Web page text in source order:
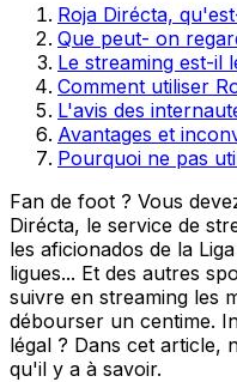
Roja Dirécta,
Que peut- on
Le streaming est-il
Comment utiliser
L'avis des
Avantages et
Pourquoi ne pas
Fan de foot ? Vous
Dirécta, le service de
les aficionados de la
ligues... Et des autres
suivre en streaming les
débourser un centime.
légal ? Dans cet article,
qu'il y a à savoir.